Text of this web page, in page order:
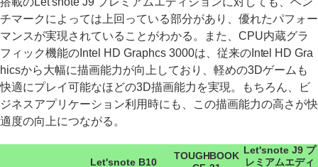
チマークによっては上回っている部分があり、優れたパフォー
マンスが実現されていることがわかる。また、CPU内蔵グラ
フィック機能のIntel HD Graphcs 3000は、従来のIntel HD Gra
hicsから大幅に描画能力が向上しており、軽めの3Dゲームも
快適にプレイ可能なほどの3D描画能力を実現。もちろん、ビ
ジネスアプリケーション利用時にも、この描画能力の高さが快
適度の向上につながる。
Let'snote B10
TOUGHBOOK Let'snote J9 プ
レミアムエディ